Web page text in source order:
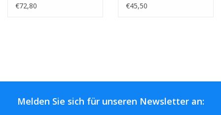
€72,80
€45,50
Melden Sie sich für unseren Newsletter an: